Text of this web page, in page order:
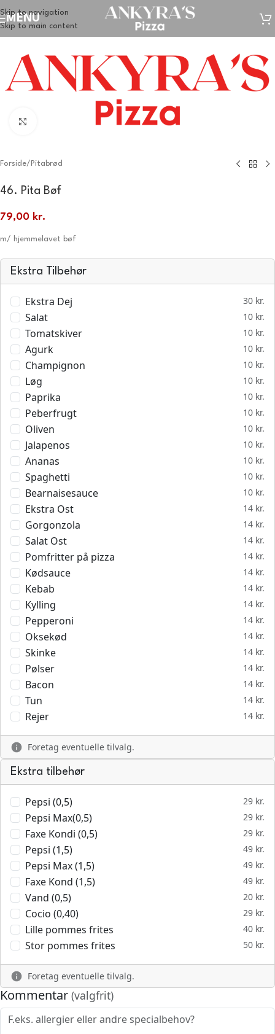
Skip to navigation
Skip to main content
MENU
Forside/ Pitabrød
46. Pita Bøf
79,00 kr.
m/ hjemmelavet bøf